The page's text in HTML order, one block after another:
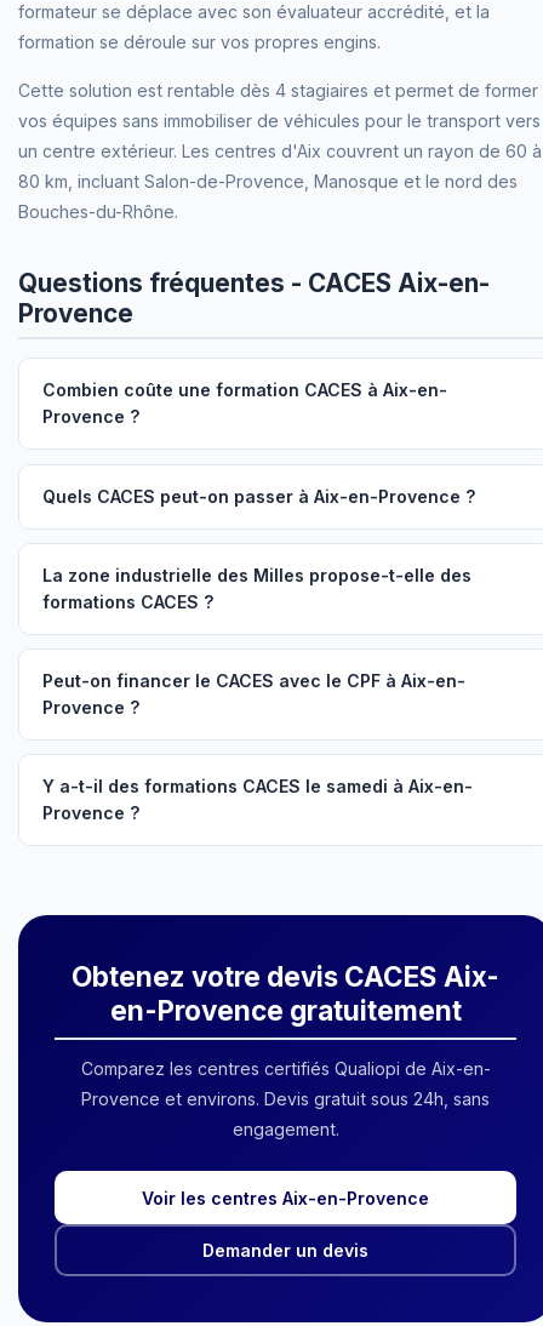
formateur se déplace avec son évaluateur accrédité, et la
formation se déroule sur vos propres engins.
Cette solution est rentable dès 4 stagiaires et permet de former
vos équipes sans immobiliser de véhicules pour le transport vers
un centre extérieur. Les centres d'Aix couvrent un rayon de 60 à
80 km, incluant Salon-de-Provence, Manosque et le nord des
Bouches-du-Rhône.
Questions fréquentes - CACES Aix-en-
Provence
Combien coûte une formation CACES à Aix-en-
Provence ?
Quels CACES peut-on passer à Aix-en-Provence ?
La zone industrielle des Milles propose-t-elle des
formations CACES ?
Peut-on financer le CACES avec le CPF à Aix-en-
Provence ?
Y a-t-il des formations CACES le samedi à Aix-en-
Provence ?
Obtenez votre devis CACES Aix-
en-Provence gratuitement
Comparez les centres certifiés Qualiopi de Aix-en-
Provence et environs. Devis gratuit sous 24h, sans
engagement.
Voir les centres Aix-en-Provence
Demander un devis